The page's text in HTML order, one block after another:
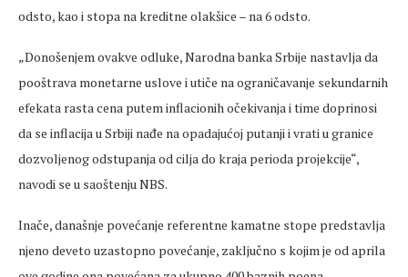
odsto, kao i stopa na kreditne olakšice – na 6 odsto.
„Donošenjem ovakve odluke, Narodna banka Srbije nastavlja da
pooštrava monetarne uslove i utiče na ograničavanje sekundarnih
efekata rasta cena putem inflacionih očekivanja i time doprinosi
da se inflacija u Srbiji nađe na opadajućoj putanji i vrati u granice
dozvoljenog odstupanja od cilja do kraja perioda projekcije“,
navodi se u saoštenju NBS.
Inače, današnje povećanje referentne kamatne stope predstavlja
njeno deveto uzastopno povećanje, zaključno s kojim je od aprila